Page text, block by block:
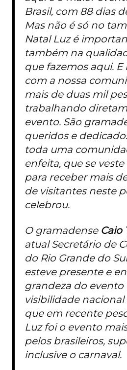
Brasil, com 88 dias
Mas não é só no
Natal Luz é
também na
que fazemos aqui. E
com a nossa
mais de duas mil
trabalhando
evento. São
queridos e
toda uma
enfeita, que se
para receber mais
de visitantes neste
celebrou.
O gramadense Caio
atual Secretário de
do Rio Grande do
esteve presente e
grandeza do evento
visibilidade nacional
que em recente
Luz foi o evento
pelos brasileiros,
inclusive o carnaval.